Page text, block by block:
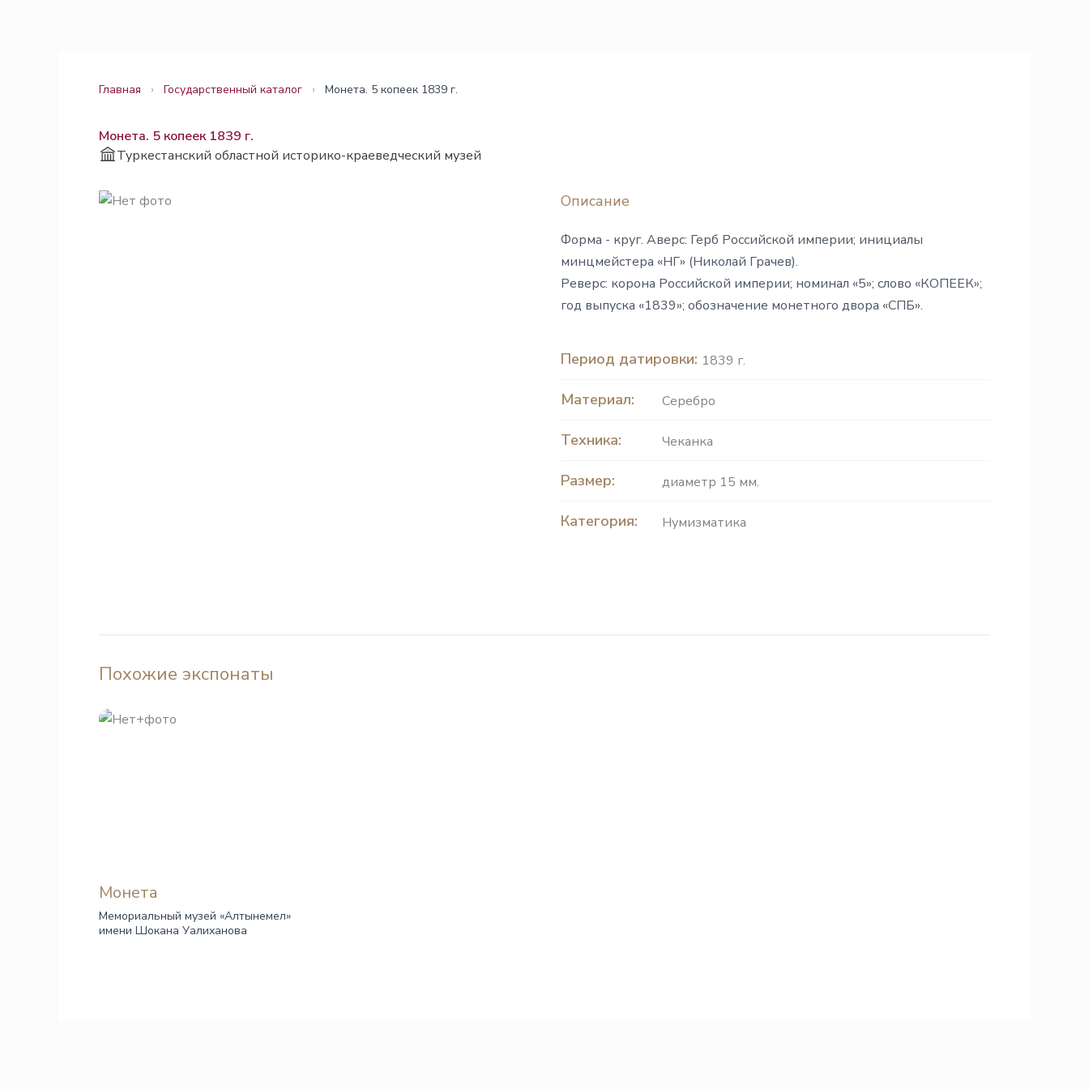
Главная › Государственный каталог › Монета. 5 копеек 1839 г.
Монета. 5 копеек 1839 г.
Туркестанский областной историко-краеведческий музей
Описание
Форма - круг. Аверс: Герб Российской империи; инициалы
минцмейстера «НГ» (Николай Грачев).
Реверс: корона Российской империи; номинал «5»; слово «КОПЕЕК»;
год выпуска «1839»; обозначение монетного двора «СПБ».
Период датировки: 1839 г.
Материал: Серебро
Техника: Чеканка
Размер: диаметр 15 мм.
Категория: Нумизматика
Похожие экспонаты
Монета
Мемориальный музей «Алтынемел»
имени Шокана Уалиханова